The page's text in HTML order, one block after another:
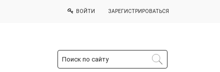
ВОЙТИ ЗАРЕГИСТРИРОВАТЬСЯ